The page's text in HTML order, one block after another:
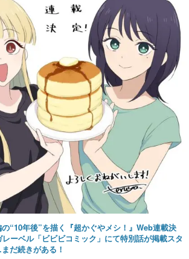
の“10年後”を描く『超かぐやメシ！』Web連載決
ーベル「ビビビコミック」にて特別話が掲載スタ
だ続きがある！